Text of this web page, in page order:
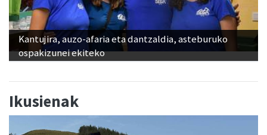
Kantujira, auzo-afaria eta dantzaldia, asteburuko
ospakizunei ekiteko
Ikusienak